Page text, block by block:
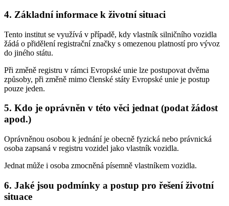
4. Základní informace k životní situaci
Tento institut se využívá v případě, kdy vlastník silničního vozidla
žádá o přidělení registrační značky s omezenou platností pro vývoz
do jiného státu.
Při změně registru v rámci Evropské unie lze postupovat dvěma
způsoby, při změně mimo členské státy Evropské unie je postup
pouze jeden.
5. Kdo je oprávněn v této věci jednat (podat žádost
apod.)
Oprávněnou osobou k jednání je obecně fyzická nebo právnická
osoba zapsaná v registru vozidel jako vlastník vozidla.
Jednat může i osoba zmocněná písemně vlastníkem vozidla.
6. Jaké jsou podmínky a postup pro řešení životní
situace